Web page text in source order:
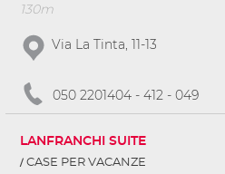
130m
Via La Tinta, 11-13
050 2201404 - 412 - 049
LANFRANCHI SUITE
CASE PER VACANZE